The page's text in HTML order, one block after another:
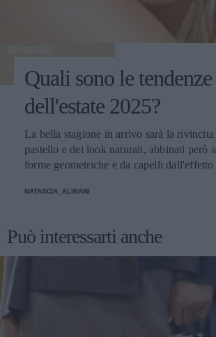
TENDENZE
Quali sono le
dell'estate 2025?
La bella stagione in arrivo sarà la
pastello e dei look naturali, abbinati però
forme geometriche e da capelli dall'effetto
NATASCIA_ALIBANI
Può interessarti anche